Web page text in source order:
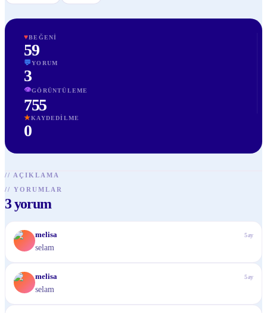
♥BEĞENI
59
💬YORUM
3
👁GÖRÜNTÜLEME
755
★KAYDEDILME
0
// AÇIKLAMA
// YORUMLAR
3yorum
M melisa 5ay
selam
M melisa 5ay
selam